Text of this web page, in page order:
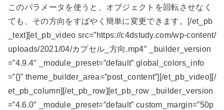
このパラメータを使うと、オブジェクトを回転させなく
ても、その方向をすばやく簡単に変更できます。[/et_pb
_text][et_pb_video src=”https://c4dstudy.com/wp-content/
uploads/2021/04/カプセル_方向.mp4″ _builder_version
=”4.9.4″ _module_preset=”default” global_colors_info
=”{}” theme_builder_area=”post_content”][/et_pb_video][/
et_pb_column][/et_pb_row][et_pb_row _builder_version
=”4.6.0″ _module_preset=”default” custom_margin=”50p